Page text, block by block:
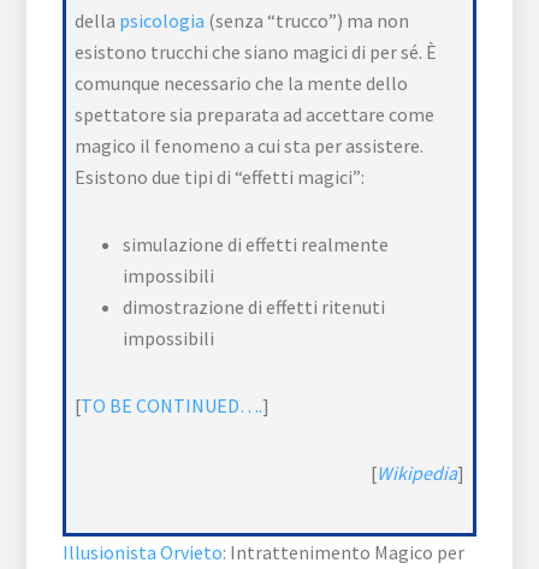
della psicologia (senza “trucco”) ma non
esistono trucchi che siano magici di per sé. È
comunque necessario che la mente dello
spettatore sia preparata ad accettare come
magico il fenomeno a cui sta per assistere.
Esistono due tipi di “effetti magici”:
simulazione di effetti realmente
impossibili
dimostrazione di effetti ritenuti
impossibili
[TO BE CONTINUED….]
[Wikipedia]
Illusionista Orvieto: Intrattenimento Magico per